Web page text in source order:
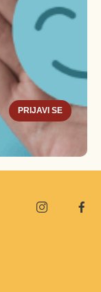
PRIJAVI SE